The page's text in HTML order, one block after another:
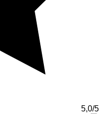
5,0/5